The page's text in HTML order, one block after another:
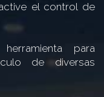
el control de
para
de diversas